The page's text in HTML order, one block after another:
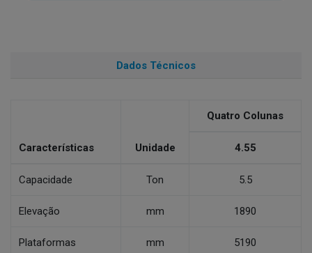
Dados Técnicos
Características Unidade
Quatro Colunas
4.55
Capacidade Ton 5.5
Elevação mm 1890
Plataformas mm 5190